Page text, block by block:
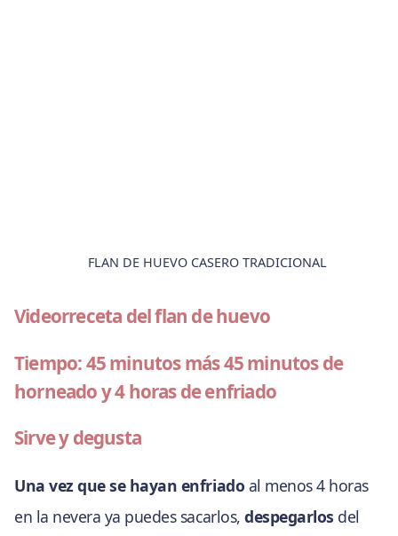
FLAN DE HUEVO CASERO TRADICIONAL
Videorreceta del flan de huevo
Tiempo: 45 minutos más 45 minutos de
horneado y 4 horas de enfriado
Sirve y degusta
Una vez que se hayan enfriado al menos 4 horas
en la nevera ya puedes sacarlos,despegarlos del